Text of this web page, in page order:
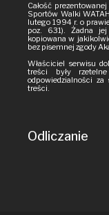
Całość
Sportów Walki
lutego 1994 r. o
poz. 631). Żadna
kopiowana w
bez pisemnej zgody
Właściciel serwisu
treści były
odpowiedzialności
treści.
Odliczanie